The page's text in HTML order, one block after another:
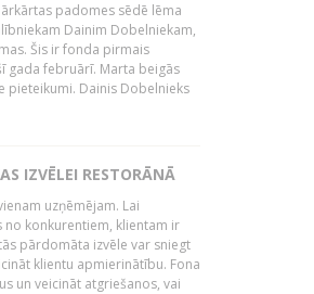
padomes sēdē lēma
Dainim Dobelniekam,
Šis ir fonda pirmais
gada februārī. Marta beigās
pieteikumi. Dainis Dobelnieks
IZVĒLEI RESTORĀNĀ
uzņēmējam. Lai
konkurentiem, klientam ir
pārdomāta izvēle var sniegt
klientu apmierinātību. Fona
un veicināt atgriešanos, vai